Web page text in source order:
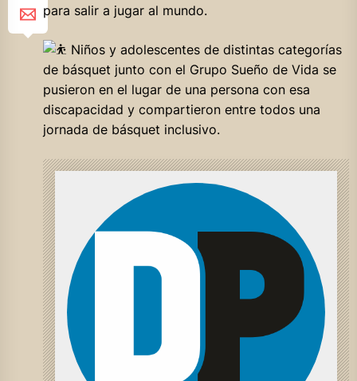
para salir a jugar al mundo.
Niños y adolescentes de distintas categorías
de básquet junto con el Grupo Sueño de Vida se
pusieron en el lugar de una persona con esa
discapacidad y compartieron entre todos una
jornada de básquet inclusivo.